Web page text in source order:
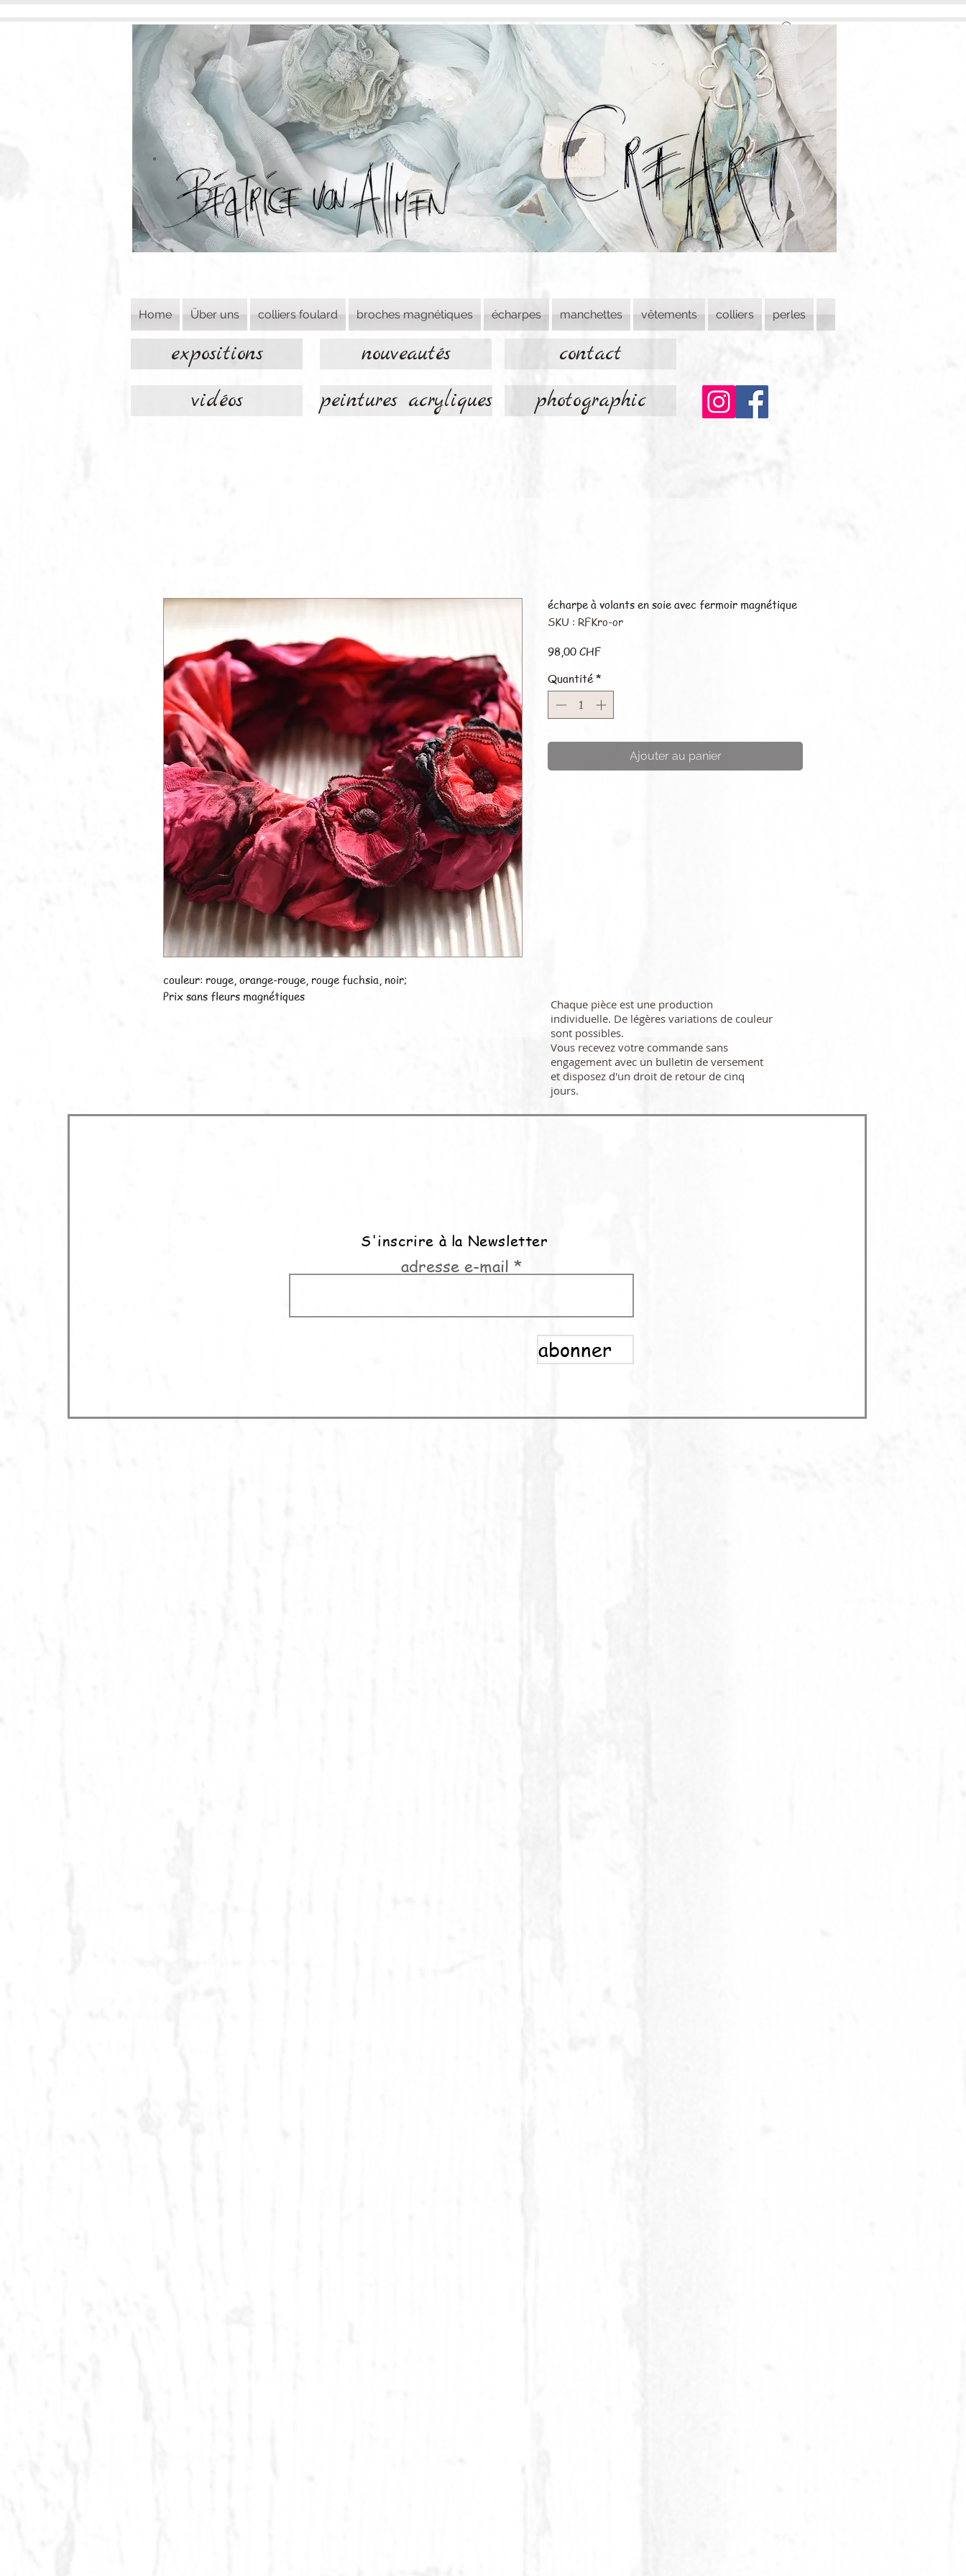
Home Über uns colliers foulard broches magnétiques écharpes manchettes vêtements colliers perles
expositions nouveautés
contact
vidéos
peintures acryliques photographic
couleur: rouge, orange-rouge, rouge fuchsia, noir;
Prix sans fleurs magnétiques
écharpe à volants en soie avec fermoir magnétique
SKU : RFKro-or
98,00 CHFPrix
Quantité *
Ajouter au panier
Chaque pièce est une production
individuelle. De légères variations de couleur
sont possibles.
Vous recevez votre commande sans
engagement avec un bulletin de versement
et disposez d'un droit de retour de cinq
jours.
S'inscrire à la Newsletter
adresse e-mail
abonner